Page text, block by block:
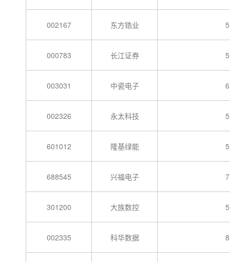
002167 东方锆业 5
000783 长江证券 5
003031 中瓷电子 6
002326 永太科技 5
601012 隆基绿能 5
688545 兴福电子 7
301200 大族数控 5
002335 科华数据 8